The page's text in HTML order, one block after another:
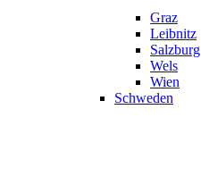
Graz
Leibnitz
Salzburg
Wels
Wien
Schweden